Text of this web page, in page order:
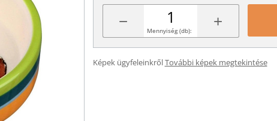
− +
Mennyiség (db):
Képek ügyfeleinkrőlTovábbi képek megtekintése